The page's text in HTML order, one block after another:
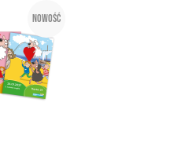
Nowość